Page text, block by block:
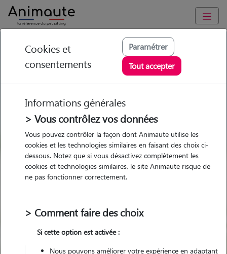
GARDE ANIMAUX à Caen : Garde chien et chat en famille ou à
domicile, visites et promenades
Trouvez une garde animaux à
Caen
Parmi nos 220 pet-sitters à Caen
Garde
chez le Pet Sitter
Garde
chez le Pet Sitter
Cookies et
consentements
Paramétrer
Tout accepter
Informations générales
> Vous contrôlez vos données
Vous pouvez contrôler la façon dont Animaute utilise les
cookies et les technologies similaires en faisant des choix ci-
dessous. Notez que si vous désactivez complètement les
cookies et technologies similaires, le site Animaute risque de
ne pas fonctionner correctement.
> Comment faire des choix
Si cette option est activée :
Nous pouvons améliorer votre expérience en adaptant